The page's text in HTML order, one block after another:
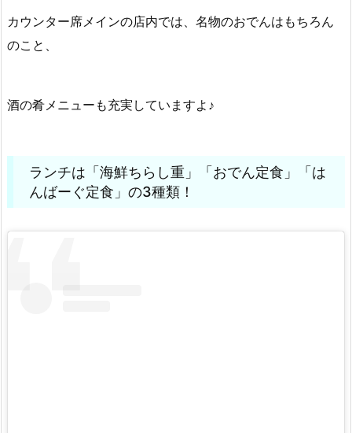
カウンター席メインの店内では、名物のおでんはもちろん
のこと、
酒の肴メニューも充実していますよ♪
ランチは「海鮮ちらし重」「おでん定食」「は
んばーぐ定食」の3種類！